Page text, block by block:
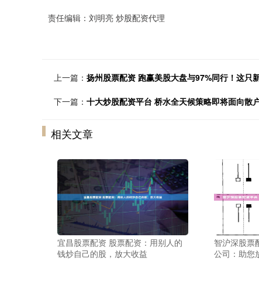
责任编辑：刘明亮 炒股配资代理
上一篇： 扬州股票配资 跑赢美股大盘与97%同行！这只
下一篇： 十大炒股配资平台 桥水全天候策略即将面向散
相关文章
宜昌股票配资 股票配资：用别人的
钱炒自己的股，放大收益
智沪深股票
公司：助您